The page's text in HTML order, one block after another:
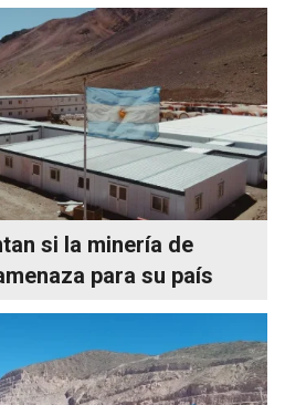
si la minería de
para su país